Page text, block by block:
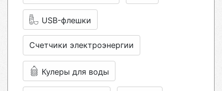
USB-флешки
Счетчики электроэнергии
Кулеры для воды